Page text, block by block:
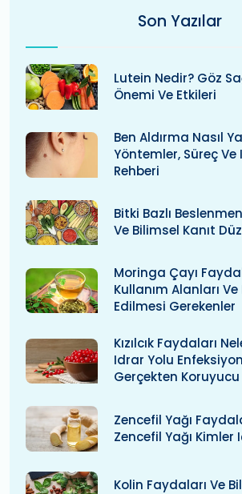
Son Yazılar
Lutein Nedir? Göz
Önemi Ve Etkileri
Ben Aldırma Nasıl
Yöntemler, Süreç Ve
Rehberi
Bitki Bazlı
Ve Bilimsel Kanıt
Moringa Çayı
Kullanım Alanları
Edilmesi Gerekenler
Kızılcık Faydaları
Idrar Yolu
Gerçekten Koruyucu
Zencefil Yağı
Zencefil Yağı Kimler
Kolin Faydaları Ve